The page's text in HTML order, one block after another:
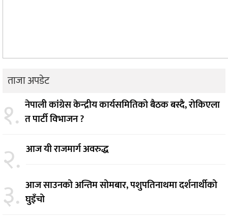
ताजा अपडेट
१. नेपाली कांग्रेस केन्द्रीय कार्यसमितिको बैठक बस्दै, रोकिएला
त पार्टी विभाजन ?
२. आज यी राजमार्ग अवरुद्ध
३. आज साउनको अन्तिम सोमबार, पशुपतिनाथमा दर्शनार्थीको
घुइँचो